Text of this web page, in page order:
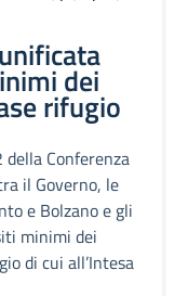
dei
rifugio
Conferenza
il Governo, le
e Bolzano e gli
minimi dei
di cui all’Intesa